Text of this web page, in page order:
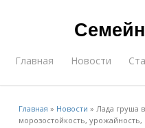
Главная Новости
Главная » Новости »Лада груша
морозостойкость,